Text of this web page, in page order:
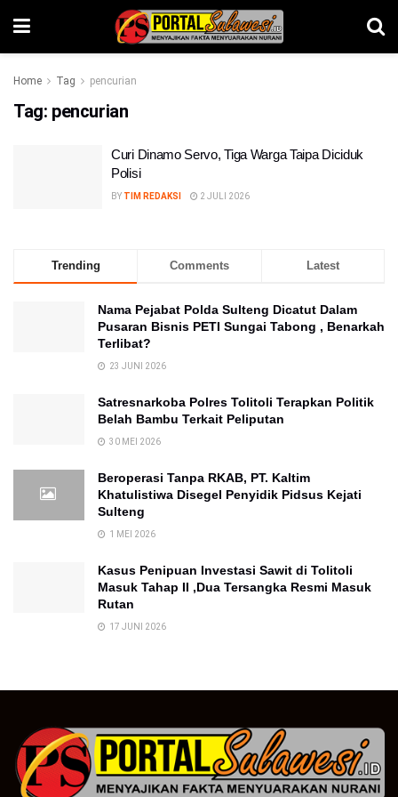
Home Tag pencurian
Tag: pencurian
Curi Dinamo Servo, Tiga Warga Taipa Diciduk
Polisi
BY TIM REDAKSI 2 JULI 2026
Trending Comments Latest
Nama Pejabat Polda Sulteng Dicatut Dalam
Pusaran Bisnis PETI Sungai Tabong , Benarkah
Terlibat?
23 JUNI 2026
Satresnarkoba Polres Tolitoli Terapkan Politik
Belah Bambu Terkait Peliputan
30 MEI 2026
Beroperasi Tanpa RKAB, PT. Kaltim
Khatulistiwa Disegel Penyidik Pidsus Kejati
Sulteng
1 MEI 2026
Kasus Penipuan Investasi Sawit di Tolitoli
Masuk Tahap II ,Dua Tersangka Resmi Masuk
Rutan
17 JUNI 2026